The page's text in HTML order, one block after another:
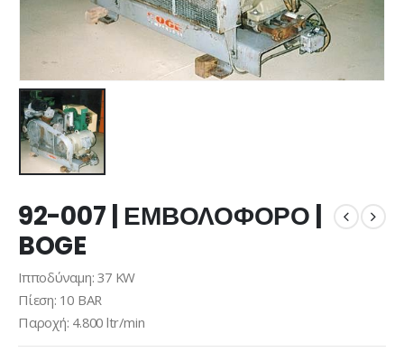
92-007 | ΕΜΒΟΛΟΦΟΡΟ |
BOGE
Ιπποδύναμη: 37 KW
Πίεση: 10 BAR
Παροχή: 4.800 ltr/min